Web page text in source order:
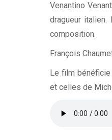
Venantino
dragueur italien.
composition.
François
Le film
et celles de